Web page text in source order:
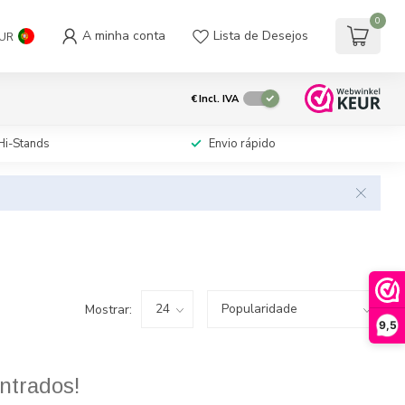
9,5
A minha conta Lista de Desejos
0
€Incl. IVA
Stands Envio rápido
Mostrar: